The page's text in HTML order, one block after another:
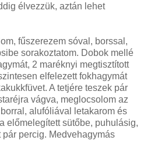
élvezzük, aztán lehet
fűszerezem sóval, borssal,
sorakoztatom. Dobok mellé
2 maréknyi megtisztított
elfelezett fokhagymát
A tetjére teszek pár
vágva, meglocsolom az
alufóliával letakarom és
előmelegített sütőbe, puhulásig,
percig. Medvehagymás